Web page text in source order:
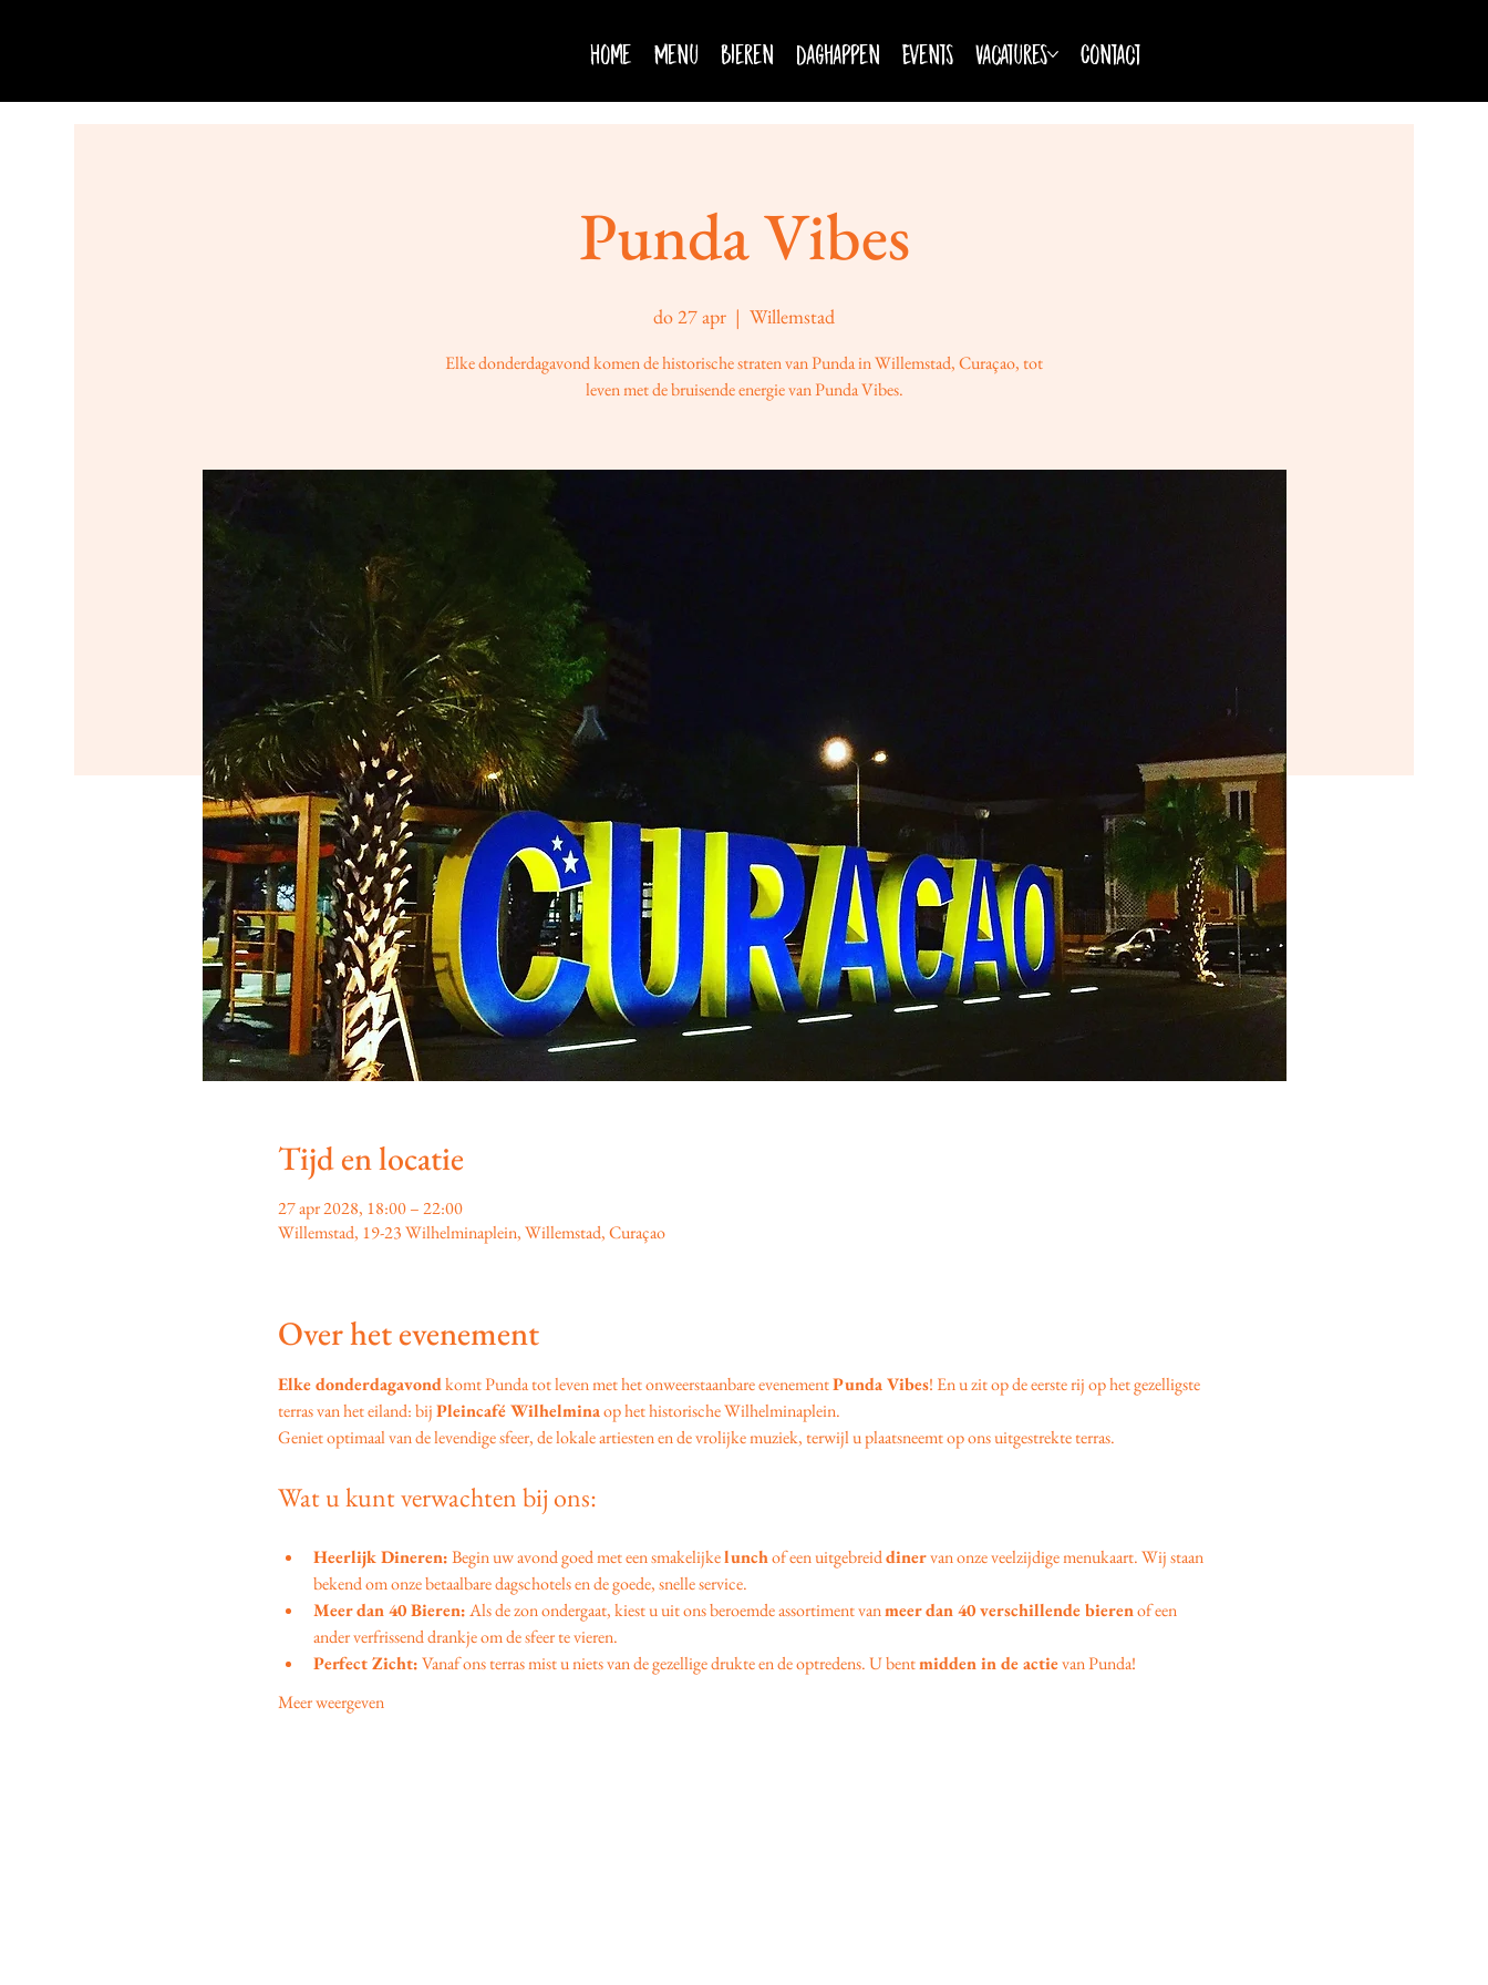
Home Menu Bieren Daghappen Events Vacatures Contact
Punda Vibes
do 27 apr
  |
Willemstad
Elke donderdagavond komen de historische straten van Punda in Willemstad, Curaçao, tot
leven met de bruisende energie van Punda Vibes.
Tijd en locatie
27 apr 2028, 18:00 – 22:00
Willemstad, 19-23 Wilhelminaplein, Willemstad, Curaçao
Over het evenement
Elke donderdagavond komt Punda tot leven met het onweerstaanbare evenement Punda Vibes! En u zit op de eerste rij op het gezelligste
terras van het eiland: bij Pleincafé Wilhelmina op het historische Wilhelminaplein.
Geniet optimaal van de levendige sfeer, de lokale artiesten en de vrolijke muziek, terwijl u plaatsneemt op ons uitgestrekte terras.
Wat u kunt verwachten bij ons:
Heerlijk Dineren: Begin uw avond goed met een smakelijke lunch of een uitgebreid diner van onze veelzijdige menukaart. Wij staan
bekend om onze betaalbare dagschotels en de goede, snelle service.
Meer dan 40 Bieren: Als de zon ondergaat, kiest u uit ons beroemde assortiment van meer dan 40 verschillende bieren of een
ander verfrissend drankje om de sfeer te vieren.
Perfect Zicht: Vanaf ons terras mist u niets van de gezellige drukte en de optredens. U bent midden in de actie van Punda!
Meer weergeven